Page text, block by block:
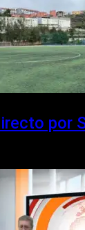
por